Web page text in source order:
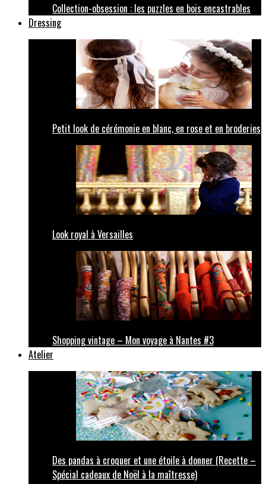
Collection-obsession : les puzzles en bois encastrables
Dressing
Petit look de cérémonie en blanc, en rose et en broderies
Look royal à Versailles
Shopping vintage – Mon voyage à Nantes #3
Atelier
Des pandas à croquer et une étoile à donner (Recette –
Spécial cadeaux de Noël à la maîtresse)